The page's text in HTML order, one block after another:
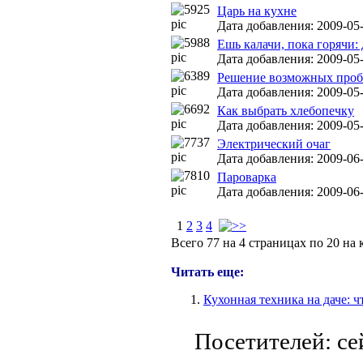
Царь на кухне
Дата добавления: 2009-
Ешь калачи, пока
Дата добавления: 2009-
Решение возможных
Дата добавления: 2009-
Как выбрать хлебопечку
Дата добавления: 2009-
Электрический очаг
Дата добавления: 2009-
Пароварка
Дата добавления: 2009-
1 2 3 4
Всего 77 на 4 страницах по 20 на
Читать еще:
Кухонная техника на даче:
Посетителей: